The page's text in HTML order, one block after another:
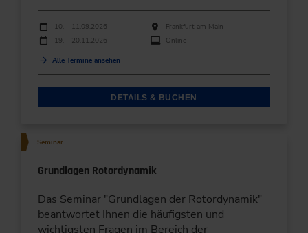
Durchführungen
Veranstaltungsdatum Veranstaltungsort
10. – 11.09.2026
Frankfurt am Main
19. – 20.11.2026
Online
Alle Termine ansehen
DETAILS & BUCHEN
Seminar
Grundlagen Rotordynamik
Das Seminar "Grundlagen der Rotordynamik"
beantwortet Ihnen die häufigsten und
wichtigsten Fragen im Bereich der